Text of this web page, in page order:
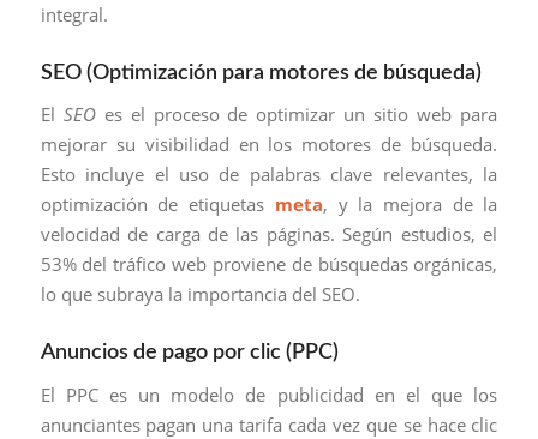
integral.
SEO (Optimización para motores de búsqueda)
El SEOes el proceso de optimizar un sitio web para
mejorar su visibilidad en los motores de búsqueda.
Esto incluye el uso de palabras clave relevantes, la
optimización de etiquetas meta, y la mejora de la
velocidad de carga de las páginas. Según estudios, el
53% del tráfico web proviene de búsquedas orgánicas,
lo que subraya la importancia del SEO.
Anuncios de pago por clic (PPC)
El PPC es un modelo de publicidad en el que los
anunciantes pagan una tarifa cada vez que se hace clic